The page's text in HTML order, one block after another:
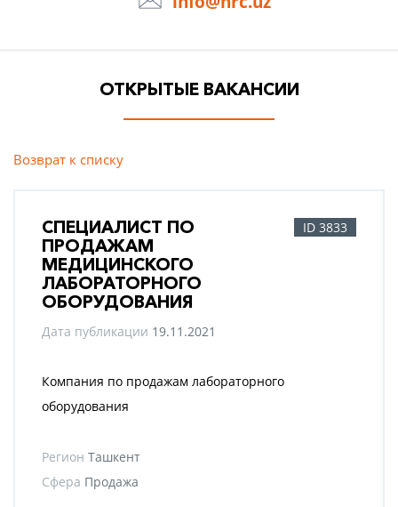
ОТКРЫТЫЕ ВАКАНСИИ
Возврат к списку
СПЕЦИАЛИСТ ПО
ПРОДАЖАМ
МЕДИЦИНСКОГО
ЛАБОРАТОРНОГО
ОБОРУДОВАНИЯ
ID 3833
Дата публикации 19.11.2021
Компания по продажам лабораторного
оборудования
Регион Ташкент
Сфера Продажа